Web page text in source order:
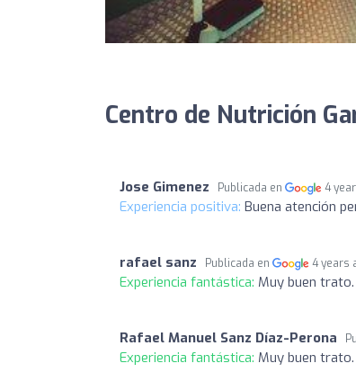
Centro de Nutrición
Jose Gimenez Publicada en 4
Experiencia positiva: Buena atención
rafael sanz Publicada en 4 years
Experiencia fantástica: Muy buen
Rafael Manuel Sanz Díaz-Perona
Experiencia fantástica: Muy buen